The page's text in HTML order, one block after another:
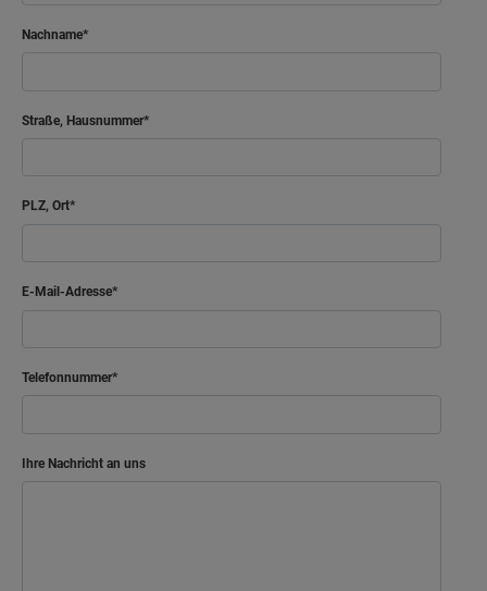
Nachname
Straße, Hausnummer
PLZ, Ort
E-Mail-Adresse
Telefonnummer
Ihre Nachricht an uns